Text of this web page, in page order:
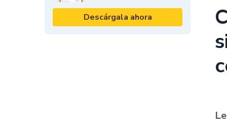
Descárgala ahora